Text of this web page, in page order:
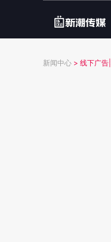
新闻中心 > 线下广告